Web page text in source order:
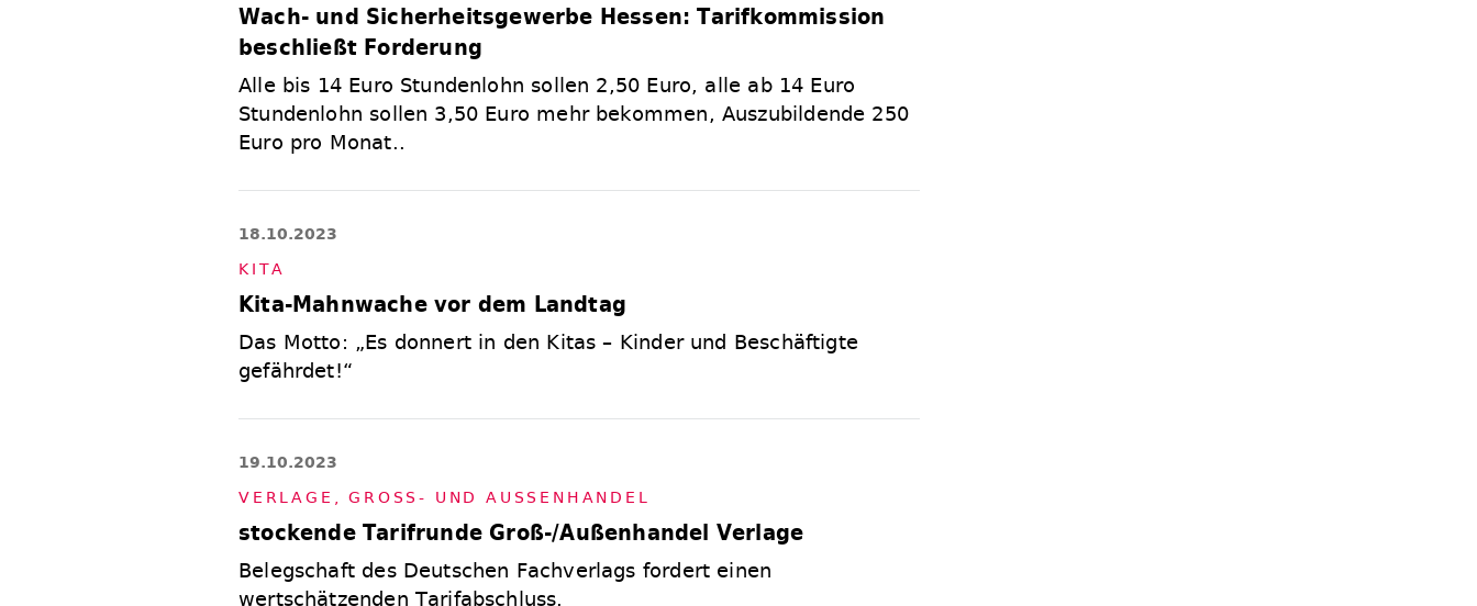
Wach- und Sicherheitsgewerbe Hessen: Tarifkommission
beschließt Forderung
Alle bis 14 Euro Stundenlohn sollen 2,50 Euro, alle ab 14 Euro
Stundenlohn sollen 3,50 Euro mehr bekommen, Auszubildende 250
Euro pro Monat..
18.10.2023
KI­TA
Kita-Mahnwache vor dem Landtag
Das Motto: „Es donnert in den Kitas – Kinder und Beschäftigte
gefährdet!“
19.10.2023
VER­LA­GE
,GROSS- UND AU­SSEN­HAN­DEL
stockende Tarifrunde Groß-/Außenhandel Verlage
Belegschaft des Deutschen Fachverlags fordert einen
wertschätzenden Tarifabschluss.